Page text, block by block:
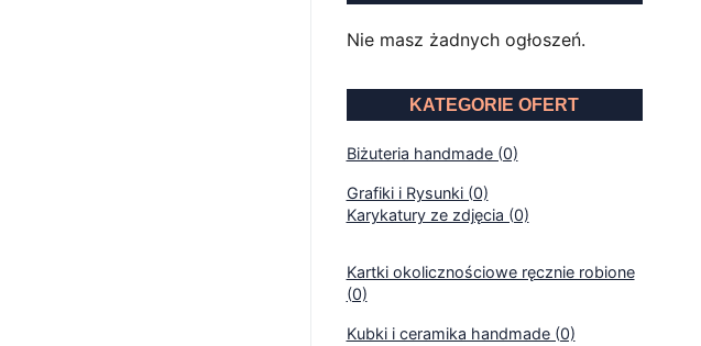
Nie masz żadnych ogłoszeń.
KATEGORIE OFERT
Biżuteria handmade (0)
Grafiki i Rysunki (0)
Karykatury ze zdjęcia (0)
Kartki okolicznościowe ręcznie robione
(0)
Kubki i ceramika handmade (0)